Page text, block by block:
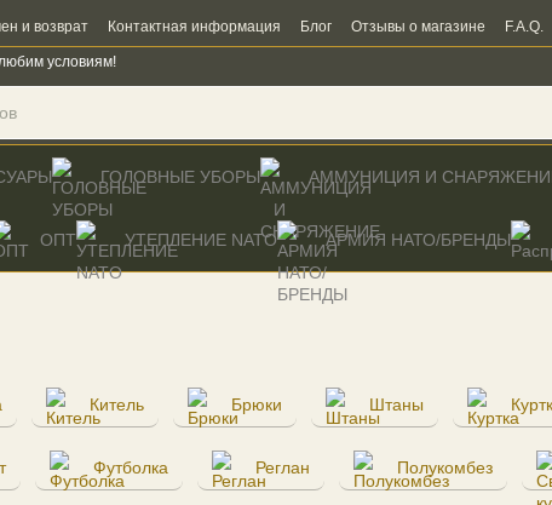
и возврат Контактная информация Блог Отзывы о магазине F.A.Q.
условиям!
ГОЛОВНЫЕ УБОРЫ АММУНИЦИЯ И
ОПТ УТЕПЛЕНИЕ NATO AРМИЯ НАТО/БРЕНДЫ
Китель Брюки Штаны
Футболка Реглан Полукомбез